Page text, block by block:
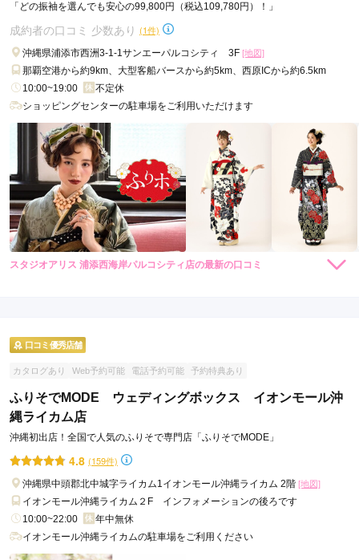
「どの振袖を選んでも安心の99,800円（税込109,780円）！」
成約者の口コミ 少数あり (1件)
沖縄県浦添市西洲3-1-1サンエーパルコシティ 3F [地図]
那覇空港から約9km、大型客船バースから約5km、西原ICから約6.5km
10:00~19:00
不定休
ショッピングセンターの駐車場をご利用いただけます
スタジオアリス 浦添西海岸パルコシティ店の最新の口コミ
ホについての知識が深い方が受付してくださいました。はじめ
てのことで初歩的な疑問も沢山ありましたが、笑うことなく真
摯に答えていただき、安心して契約することができました。
口コミ公開日：2023年02月03日
スタジオアリス 浦添西海岸パルコシティ店の口コミ・評判をもっと見る
口コミ優秀店舗
カタログあり Web予約可能 電話予約可能 予約特典あり
ふりそでMODE ウェディングボックス イオンモール沖
縄ライカム店
沖縄初出店！全国で人気のふりそで専門店「ふりそでMODE」
4.8 (159件)
沖縄県中頭郡北中城字ライカム1イオンモール沖縄ライカム 2階 [地図]
イオンモール沖縄ライカム２F インフォメーションの後ろです
10:00~22:00
年中無休
イオンモール沖縄ライカムの駐車場をご利用ください